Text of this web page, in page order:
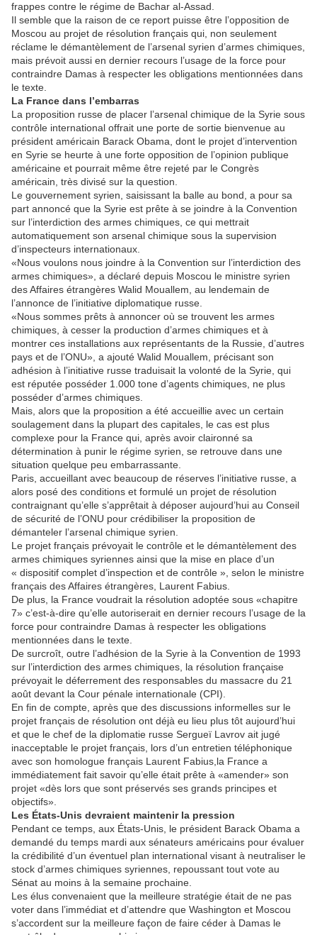
frappes contre le régime de Bachar al-Assad.
Il semble que la raison de ce report puisse être l’opposition de
Moscou au projet de résolution français qui, non seulement
réclame le démantèlement de l’arsenal syrien d’armes chimiques,
mais prévoit aussi en dernier recours l’usage de la force pour
contraindre Damas à respecter les obligations mentionnées dans
le texte.
La France dans l’embarras
La proposition russe de placer l’arsenal chimique de la Syrie sous
contrôle international offrait une porte de sortie bienvenue au
président américain Barack Obama, dont le projet d’intervention
en Syrie se heurte à une forte opposition de l’opinion publique
américaine et pourrait même être rejeté par le Congrès
américain, très divisé sur la question.
Le gouvernement syrien, saisissant la balle au bond, a pour sa
part annoncé que la Syrie est prête à se joindre à la Convention
sur l’interdiction des armes chimiques, ce qui mettrait
automatiquement son arsenal chimique sous la supervision
d’inspecteurs internationaux.
«Nous voulons nous joindre à la Convention sur l’interdiction des
armes chimiques», a déclaré depuis Moscou le ministre syrien
des Affaires étrangères Walid Mouallem, au lendemain de
l’annonce de l’initiative diplomatique russe.
«Nous sommes prêts à annoncer où se trouvent les armes
chimiques, à cesser la production d’armes chimiques et à
montrer ces installations aux représentants de la Russie, d’autres
pays et de l’ONU», a ajouté Walid Mouallem, précisant son
adhésion à l’initiative russe traduisait la volonté de la Syrie, qui
est réputée posséder 1.000 tone d’agents chimiques, ne plus
posséder d’armes chimiques.
Mais, alors que la proposition a été accueillie avec un certain
soulagement dans la plupart des capitales, le cas est plus
complexe pour la France qui, après avoir claironné sa
détermination à punir le régime syrien, se retrouve dans une
situation quelque peu embarrassante.
Paris, accueillant avec beaucoup de réserves l’initiative russe, a
alors posé des conditions et formulé un projet de résolution
contraignant qu’elle s’apprêtait à déposer aujourd’hui au Conseil
de sécurité de l’ONU pour crédibiliser la proposition de
démanteler l’arsenal chimique syrien.
Le projet français prévoyait le contrôle et le démantèlement des
armes chimiques syriennes ainsi que la mise en place d’un
« dispositif complet d’inspection et de contrôle », selon le ministre
français des Affaires étrangères, Laurent Fabius.
De plus, la France voudrait la résolution adoptée sous «chapitre
7» c’est-à-dire qu’elle autoriserait en dernier recours l’usage de la
force pour contraindre Damas à respecter les obligations
mentionnées dans le texte.
De surcroît, outre l’adhésion de la Syrie à la Convention de 1993
sur l’interdiction des armes chimiques, la résolution française
prévoyait le déferrement des responsables du massacre du 21
août devant la Cour pénale internationale (CPI).
En fin de compte, après que des discussions informelles sur le
projet français de résolution ont déjà eu lieu plus tôt aujourd’hui
et que le chef de la diplomatie russe Sergueï Lavrov ait jugé
inacceptable le projet français, lors d’un entretien téléphonique
avec son homologue français Laurent Fabius,la France a
immédiatement fait savoir qu’elle était prête à «amender» son
projet «dès lors que sont préservés ses grands principes et
objectifs».
Les États-Unis devraient maintenir la pression
Pendant ce temps, aux États-Unis, le président Barack Obama a
demandé du temps mardi aux sénateurs américains pour évaluer
la crédibilité d’un éventuel plan international visant à neutraliser le
stock d’armes chimiques syriennes, repoussant tout vote au
Sénat au moins à la semaine prochaine.
Les élus convenaient que la meilleure stratégie était de ne pas
voter dans l’immédiat et d’attendre que Washington et Moscou
s’accordent sur la meilleure façon de faire céder à Damas le